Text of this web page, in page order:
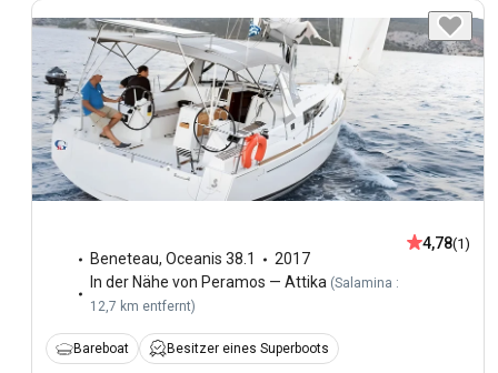
Beneteau, Oceanis 38.1
2017
In der Nähe von Peramos — Attika (Salamina :
12,7 km entfernt)
4,78(1)
Bareboat Besitzer eines Superboots